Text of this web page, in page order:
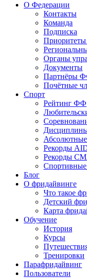
О Федерации
Контакты
Команда
Подписка
Приоритеты
Органы
Документы
Партнёры
Почётные
Спорт
Рейтинг ФФ
Рекорды
Рекорды
Блог
О фридайвинге
Что такое
Детский
Карта
Обучение
История
Курсы
Тренировки
Парафридайвинг
Пользователи